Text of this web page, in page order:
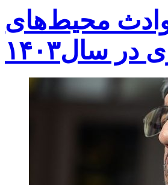
محیط‌های
در سال‌۱۴۰۳